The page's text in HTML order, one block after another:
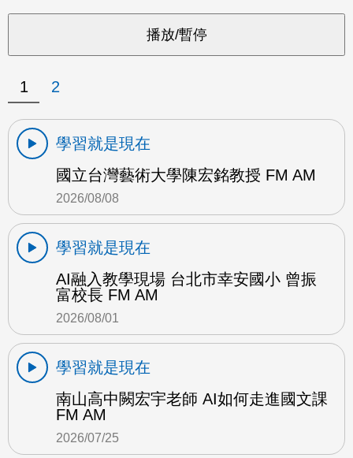
1 2
學習就是現在
國立台灣藝術大學陳宏銘教授 FM AM
2026/08/08
學習就是現在
AI融入教學現場 台北市幸安國小 曾振
富校長 FM AM
2026/08/01
學習就是現在
南山高中闕宏宇老師 AI如何走進國文課
FM AM
2026/07/25